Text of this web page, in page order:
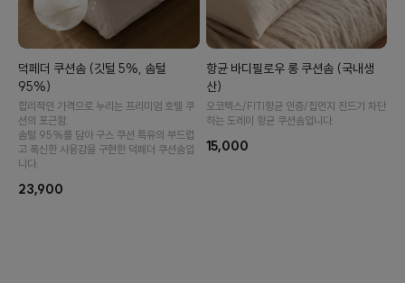
덕페더 쿠션솜 (깃털 5%, 솜털
95%)
합리적인 가격으로 누리는 프리미엄 호텔 쿠
션의 포근함.
솜털 95%를 담아 구스 쿠션 특유의 부드럽
고 폭신한 사용감을 구현한 덕페더 쿠션솜입
니다.
23,900
항균 바디필로우 롱 쿠션솜 (국내생
산)
오코텍스/FITI항균 인증/집먼지 진드기 차단
하는 도레이 항균 쿠션솜입니다.
15,000